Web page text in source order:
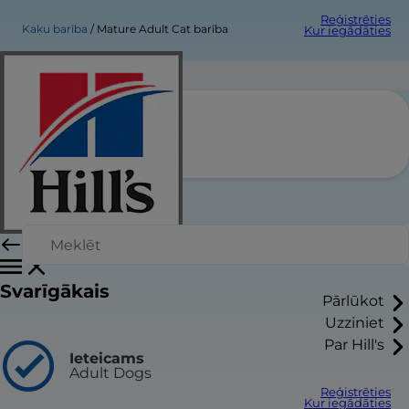
Reģistrēties
Kur iegādāties
Pārlūkot
Uzziniet
Par Hill's
Reģistrēties
Kur iegādāties
Kaķu barība Mature Adult Cat barība
Svarīgākais
Ieteicams
Adult Dogs